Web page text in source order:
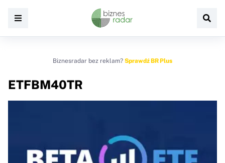
Biznesradar bez reklam? Sprawdź BR Plus
ETFBM40TR